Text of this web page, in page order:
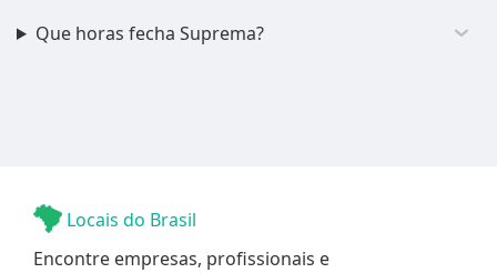
Que horas fecha Suprema?
Locais do Brasil
Encontre empresas, profissionais e